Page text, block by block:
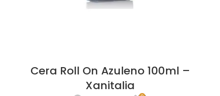
Cera Roll On Azuleno 100ml –
Xanitalia